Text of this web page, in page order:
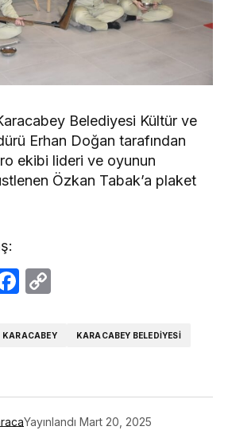
Belediyesi Kültür ve
Erhan Doğan tarafından
ekibi lideri ve oyunun
Özkan Tabak’a plaket
Facebook
KARACABEY KARACABEY BELEDIYESI
Yayınlandı Mart 20, 2025